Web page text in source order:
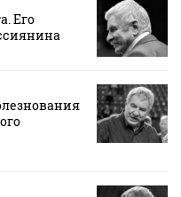
Его